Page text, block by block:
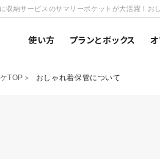
収納サービスのサマリーポケットが大活躍！お
使い方 プランとボックス
TOP おしゃれ着保管について